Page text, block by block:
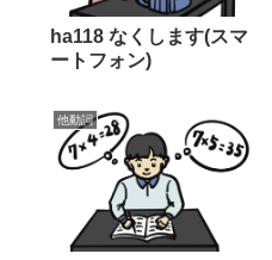
ha118 なくします(スマ
ートフォン)
他動詞